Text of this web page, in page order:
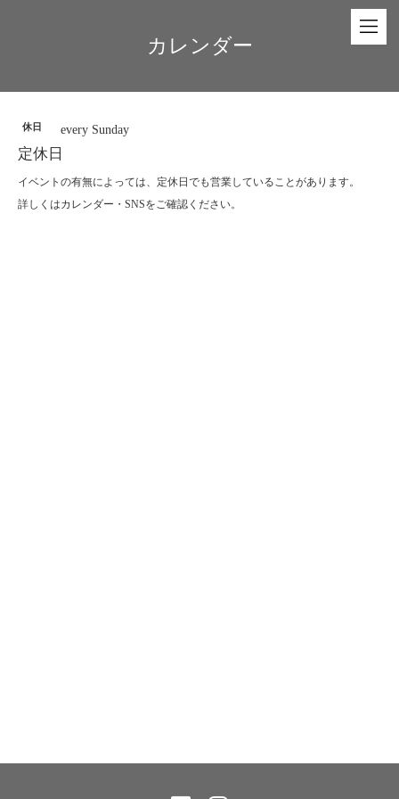
カレンダー
休日 every Sunday
定休日
イベントの有無によっては、定休日でも営業していることがあります。
詳しくはカレンダー・SNSをご確認ください。